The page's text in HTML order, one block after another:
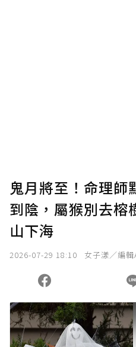
鬼月將至！命理師
到陰，屬猴別去榕
山下海
2026-07-29 18:10 女子漾／編輯